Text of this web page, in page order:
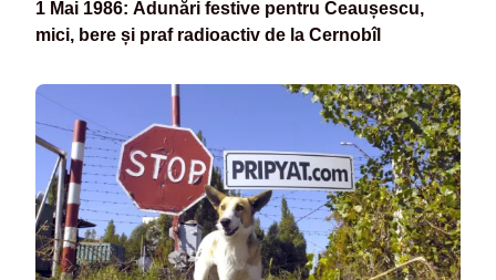
1 Mai 1986: Adunări festive pentru Ceaușescu,
mici, bere și praf radioactiv de la Cernobîl